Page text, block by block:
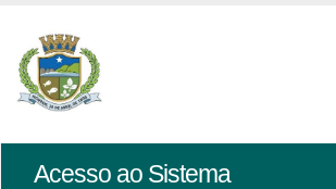
Acesso ao Sistema